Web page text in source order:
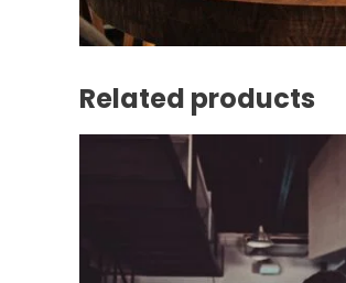
Related products